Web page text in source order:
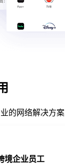
的网络解决方案
境企业员工